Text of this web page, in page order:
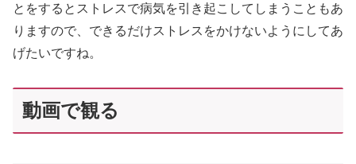
とをするとストレスで病気を引き起こしてしまうこともあ
りますので、できるだけストレスをかけないようにしてあ
げたいですね。
動画で観る